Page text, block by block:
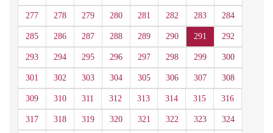
277 278 279 280 281 282 283 284
285 286 287 288 289 290 291 292
293 294 295 296 297 298 299 300
301 302 303 304 305 306 307 308
309 310 311 312 313 314 315 316
317 318 319 320 321 322 323 324